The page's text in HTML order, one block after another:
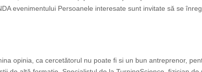
evenimentului Persoanele interesate sunt invitate să se
opinia, ca cercetătorul nu poate fi si un bun antreprenor,